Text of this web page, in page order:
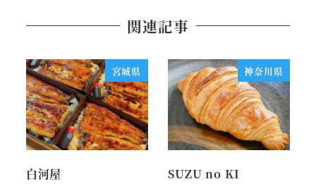
関連記事
宮城県
白河屋
神奈川県
SUZU no KI